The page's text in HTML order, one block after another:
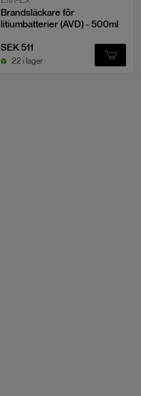
Brandsläckare för
litiumbatterier (AVD) - 500ml
SEK 511
22 i lager